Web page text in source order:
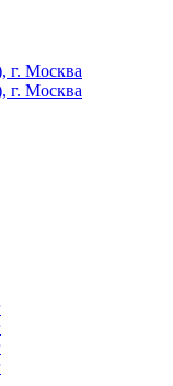
г. Москва
г. Москва